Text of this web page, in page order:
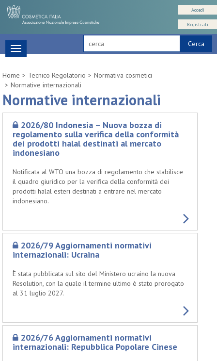
Cerca
Accedi
Registrati
Toggle
navigation
Home
Tecnico Regolatorio
Normativa cosmetici
Normative internazionali
Normative internazionali
2026/80 Indonesia – Nuova bozza di
regolamento sulla verifica della conformità
dei prodotti halal destinati al mercato
indonesiano
Notificata al WTO una bozza di regolamento che stabilisce
il quadro giuridico per la verifica della conformità dei
prodotti halal esteri destinati a entrare nel mercato
indonesiano.
2026/79 Aggiornamenti normativi
internazionali: Ucraina
È stata pubblicata sul sito del Ministero ucraino la nuova
Resolution, con la quale il termine ultimo è stato prorogato
al 31 luglio 2027.
2026/76 Aggiornamenti normativi
internazionali: Repubblica Popolare Cinese